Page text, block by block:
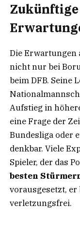
Die Erwartungen
nicht nur bei
beim DFB. Seine
Aufstieg in
eine Frage der
Bundesliga oder
denkbar. Viele
Spieler, der das
besten
vorausgesetzt,
verletzungsfrei.